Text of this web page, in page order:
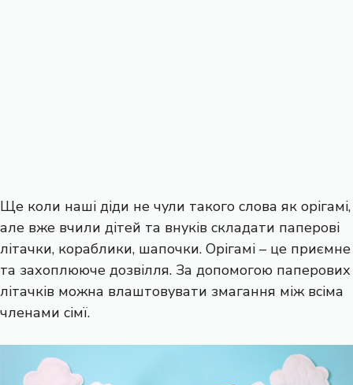
Ще коли наші діди не чули такого слова як орігамі,
але вже вчили дітей та внуків складати паперові
літачки, кораблики, шапочки. Орігамі – це приємне
та захоплююче дозвілля. За допомогою паперових
літачків можна влаштовувати змагання між всіма
членами сімї.